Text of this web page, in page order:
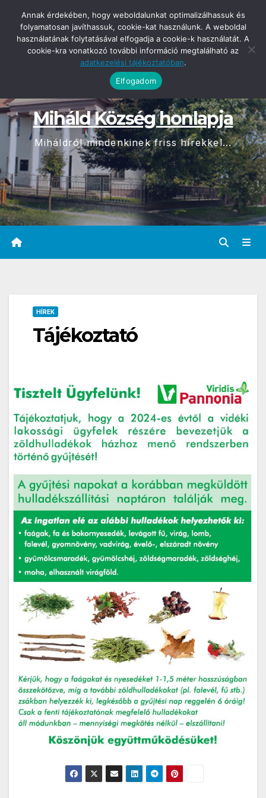
content
2026-08-10 08:31
Miháld Község honlapja
Miháldról mindenkinek friss hírekkel...
HÍREK
Tájékoztató
Annak érdekében, hogy weboldalunkat optimalizálhassuk és
folyamatosan javíthassuk, cookie-kat használunk. A weboldal
használatának folytatásával elfogadja a cookie-k használatát. A
cookie-kra vonatkozó további információ megtalálható az
adatkezelési tájékoztatóban.
Elfogadom